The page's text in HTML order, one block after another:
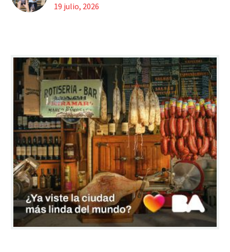
19 julio, 2026